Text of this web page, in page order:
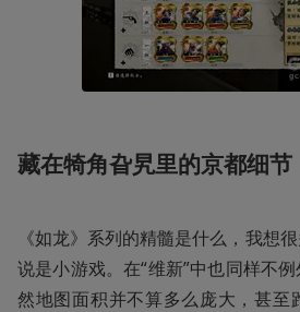
藏在犄角旮旯里的京都细节
《如龙》系列的精髓是什么，我想
说是小游戏。在“维新”中也同样不
然地图面积并不算多么庞大，甚至